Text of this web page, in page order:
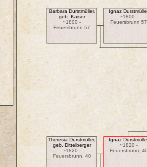
Ignaz
~1800 -
Feuersbrunn 57
Barbara Durstmüller,
geb. Kaiser
~1800 -
Feuersbrunn 57
Ignaz
~1820 -
Feuersbrunn,
Theresia Durstmüller,
geb. Dittelberger
~1820 -
Feuersbrunn, 40